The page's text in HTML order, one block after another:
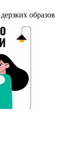
образов